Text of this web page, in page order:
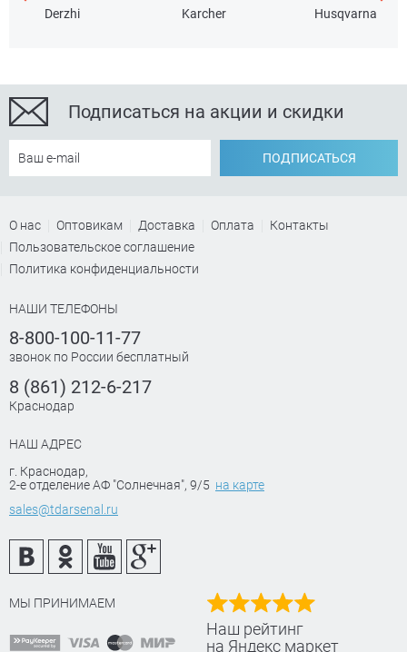
Derzhi Karcher Husqvarna
Подписаться на акции и скидки
ПОДПИСАТЬСЯ
О нас Оптовикам Доставка Оплата
Контакты
Пользовательское соглашение
Политика конфиденциальности
НАШИ ТЕЛЕФОНЫ
8-800-100-11-77
звонок по России бесплатный
8 (861) 212-6-217
Краснодар
НАШ АДРЕС
г. Краснодар,
2-е отделение АФ "Солнечная", 9/5 на карте
sales@tdarsenal.ru
МЫ ПРИНИМАЕМ
Наш рейтинг
на Яндекс маркет